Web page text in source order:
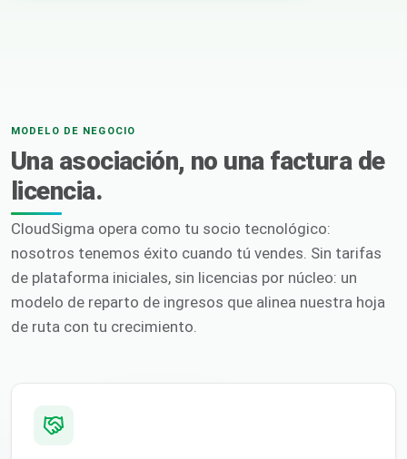
MODELO DE NEGOCIO
Una asociación, no una factura de
licencia.
CloudSigma opera como tu socio tecnológico:
nosotros tenemos éxito cuando tú vendes. Sin tarifas
de plataforma iniciales, sin licencias por núcleo: un
modelo de reparto de ingresos que alinea nuestra hoja
de ruta con tu crecimiento.